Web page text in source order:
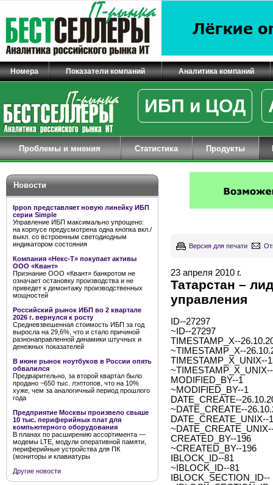
Номера Показатели компаний Аналитика компаний
ИБП и ЦОД
Проблемы и мнения Статистика Продукты
Новости
Ippon представляет новую линейку ИБП
серии Simple
Управление ИБП максимально упрощено:
на корпусе предусмотрена одна кнопка вкл./
выкл. со встроенным светодиодным
индикатором состояния
Компания «Некс-Т» покупает активы
ООО «Квант»
Признание ООО «Квант» банкротом не
означает остановку производства и не
приведет к демонтажу производственных
мощностей
Российский рынок ИБП во 2 квартале
2026 г. вернулся к росту
Средневзвешенная стоимость ИБП за год
выросла на 29,6%, что и стало причиной
разнонаправленной динамики штучных и
денежных показателей
В июне рынок ноутбуков в России опять
обвалился
Предварительно, за второй квартал было
продано ~650 тыс. лэптопов, что на 10%
хуже, чем за аналогичный период прошлого
года
Предприятие Москвы произвело свыше
10 тыс. периферийных плат для
компьютерного оборудования
В планах по расширению ассортимента —
модемы LTE, модули оперативной памяти,
периферийные устройства для ПК
(мониторы и клавиатуры
Другие новости
Версия для печати
23 апреля 2010 г.
Татарстан –
управления
ID--27297
~ID--27297
TIMESTAMP_X--
~TIMESTAMP_X--
TIMESTAMP_X_UNIX--
MODIFIED_BY--1
~MODIFIED_BY--1
DATE_CREATE--
~DATE_CREATE--
DATE_CREATE_UNIX--
CREATED_BY--196
~CREATED_BY--196
IBLOCK_ID--81
~IBLOCK_ID--81
IBLOCK_SECTION_ID--